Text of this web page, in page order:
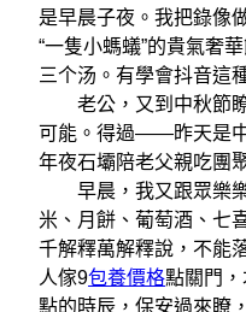
是早晨子夜。我把錄像
“一隻小螞蟻”的貴氣奢
三个汤。有學會抖音
老公，又到中秋節瞭
可能。得過——昨天是中
年夜石壩陪老父親吃團
早晨，我又跟眾樂樂
米、月餅、葡萄酒、七
千解釋萬解釋說，不能
人傢9包養價格點關門
點的時辰，保安過來瞭